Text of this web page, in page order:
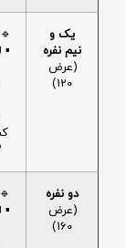
یک و
نیم نفره
(عرض
120)
🔹 4
▪️
دو نفره
(عرض
160)
🔹 6 تکه شامل:
▪️